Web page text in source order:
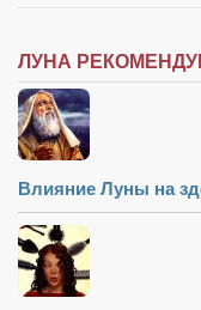
ЛУНА
Влияние Луны на